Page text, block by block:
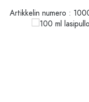
Artikkelin numero :